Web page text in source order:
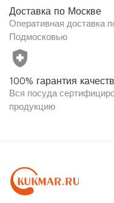
Доставка по Москве
Оперативная доставка
Подмосковью
health_and_safety
100% гарантия
Вся посуда
продукцию